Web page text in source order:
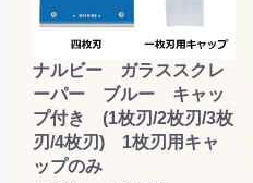
ナルビー ガラススクレ
ーパー ブルー キャッ
プ付き (1枚刃/2枚刃/3枚
刃/4枚刃) 1枚刃用キャ
ップのみ